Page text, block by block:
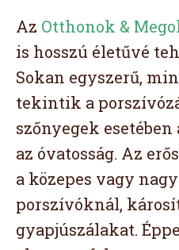
Az Otthonok &
is hosszú életűvé
Sokan egyszerű,
tekintik a
szőnyegek
az óvatosság. Az
a közepes vagy
porszívóknál,
gyapjúszálakat.